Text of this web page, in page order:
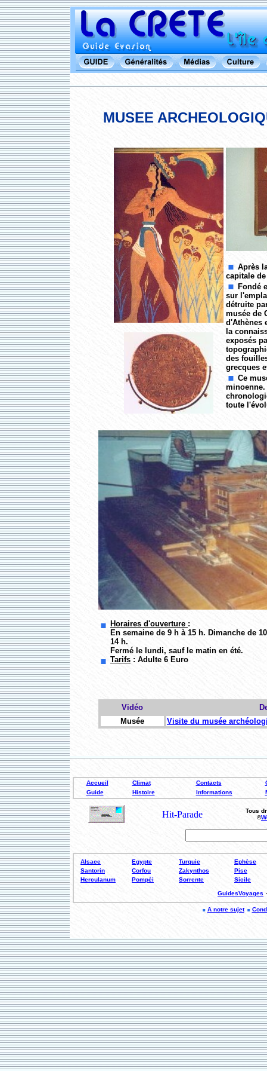
MUSEE
Après
capitale
Fondé
sur
détruite
musée de
d'Athènes
la
exposés
des
grecques
Ce
toute
Horaires d'ouverture :
En semaine de 9 h à 15 h. Dimanche de
14 h.
Fermé le lundi, sauf le matin en été.
Tarifs : Adulte 6 Euro
Vidéo
Musée
Visite du musée
Accueil Climat Contacts
Guide
Histoire Informations
Tous
©
Alsace Egypte Turquie
Ephèse
Santorin
Corfou Zakynthos
Pise
Herculanum
Pompéi Sorrente Sicile
GuidesVoyages
A notre sujet